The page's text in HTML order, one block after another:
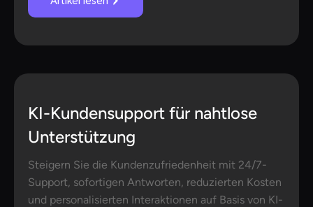
KI-Kundensupport für nahtlose
Unterstützung
Steigern Sie die Kundenzufriedenheit mit 24/7-
Support, sofortigen Antworten, reduzierten Kosten
und personalisierten Interaktionen auf Basis von KI-